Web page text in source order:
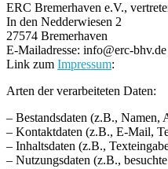
ERC Bremerhaven e.V.,
In den Nedderwiesen 2
27574 Bremerhaven
E-Mailadresse: info@erc-bhv.de
Link zum Impressum:
Arten der verarbeiteten Daten:
– Bestandsdaten (z.B., Namen,
– Kontaktdaten (z.B., E-Mail,
– Inhaltsdaten (z.B.,
– Nutzungsdaten (z.B.,